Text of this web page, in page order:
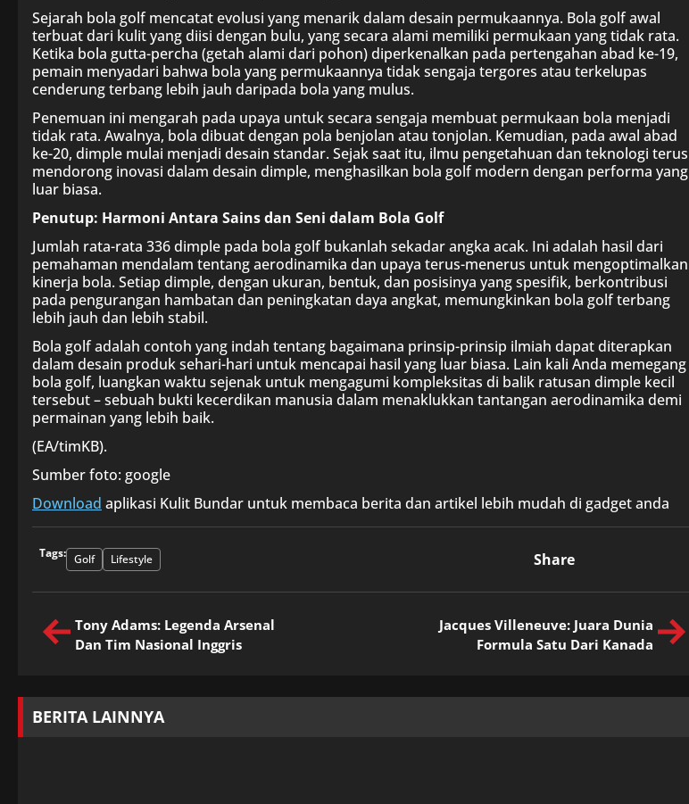
Sejarah bola golf mencatat evolusi yang menarik dalam desain permukaannya. Bola golf awal
terbuat dari kulit yang diisi dengan bulu, yang secara alami memiliki permukaan yang tidak rata.
Ketika bola gutta-percha (getah alami dari pohon) diperkenalkan pada pertengahan abad ke-19,
pemain menyadari bahwa bola yang permukaannya tidak sengaja tergores atau terkelupas
cenderung terbang lebih jauh daripada bola yang mulus.
Penemuan ini mengarah pada upaya untuk secara sengaja membuat permukaan bola menjadi
tidak rata. Awalnya, bola dibuat dengan pola benjolan atau tonjolan. Kemudian, pada awal abad
ke-20, dimple mulai menjadi desain standar. Sejak saat itu, ilmu pengetahuan dan teknologi terus
mendorong inovasi dalam desain dimple, menghasilkan bola golf modern dengan performa yang
luar biasa.
Penutup: Harmoni Antara Sains dan Seni dalam Bola Golf
Jumlah rata-rata 336 dimple pada bola golf bukanlah sekadar angka acak. Ini adalah hasil dari
pemahaman mendalam tentang aerodinamika dan upaya terus-menerus untuk mengoptimalkan
kinerja bola. Setiap dimple, dengan ukuran, bentuk, dan posisinya yang spesifik, berkontribusi
pada pengurangan hambatan dan peningkatan daya angkat, memungkinkan bola golf terbang
lebih jauh dan lebih stabil.
Bola golf adalah contoh yang indah tentang bagaimana prinsip-prinsip ilmiah dapat diterapkan
dalam desain produk sehari-hari untuk mencapai hasil yang luar biasa. Lain kali Anda memegang
bola golf, luangkan waktu sejenak untuk mengagumi kompleksitas di balik ratusan dimple kecil
tersebut – sebuah bukti kecerdikan manusia dalam menaklukkan tantangan aerodinamika demi
permainan yang lebih baik.
(EA/timKB).
Sumber foto: google
Download aplikasi Kulit Bundar untuk membaca berita dan artikel lebih mudah di gadget anda
Tags: Golf Lifestyle Share
Tony Adams: Legenda Arsenal
Dan Tim Nasional Inggris
Jacques Villeneuve: Juara Dunia
Formula Satu Dari Kanada
BERITA LAINNYA